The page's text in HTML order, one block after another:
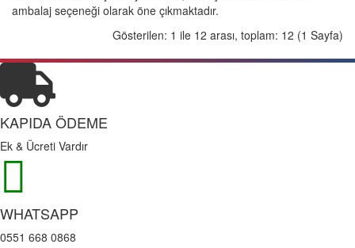
ambalaj seçeneği olarak öne çıkmaktadır.
Gösterilen: 1 ile 12 arası, toplam: 12 (1 Sayfa)
KAPIDA ÖDEME
Ek & Ücreti Vardır
WHATSAPP
0551 668 0868